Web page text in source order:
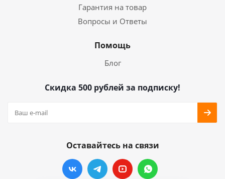
Гарантия на товар
Вопросы и Ответы
Помощь
Блог
Скидка 500 рублей за подписку!
Оставайтесь на связи